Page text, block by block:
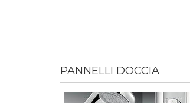
PANNELLI DOCCIA